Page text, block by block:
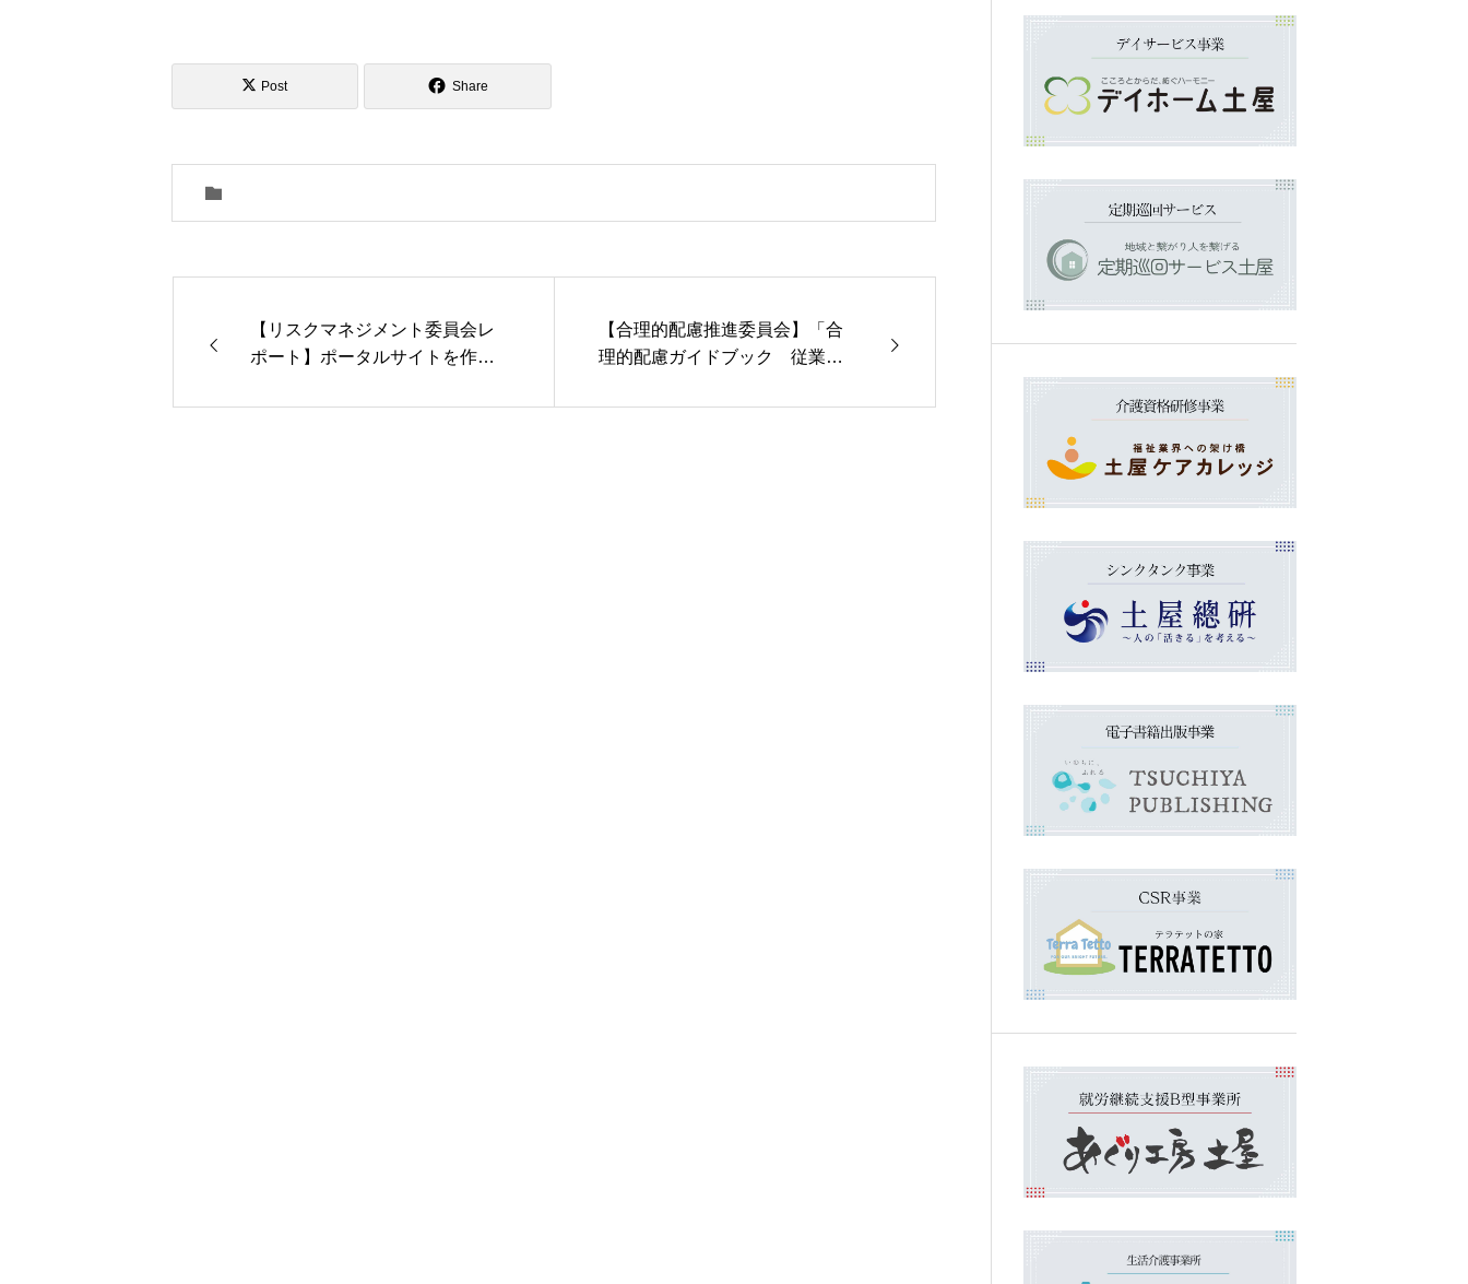
Post Share
【リスクマネジメント委員会レ
ポート】ポータルサイトを作成
て～
【合理的配慮推進委員会】「合
理的配慮ガイドブック 従業員v